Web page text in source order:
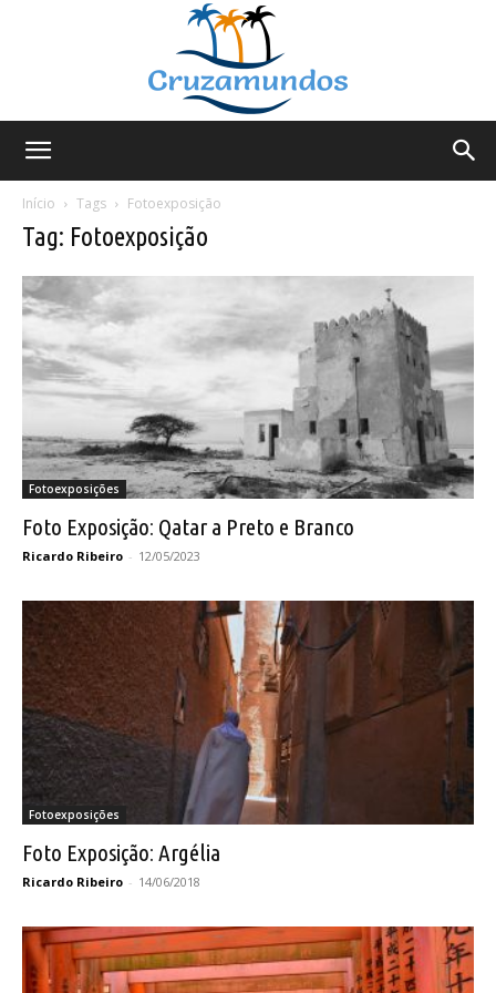
Início
Tags Fotoexposição
Tag: Fotoexposição
Fotoexposições
Foto Exposição: Qatar a Preto e Branco
Ricardo Ribeiro - 12/05/2023
Fotoexposições
Foto Exposição: Argélia
Ricardo Ribeiro - 14/06/2018